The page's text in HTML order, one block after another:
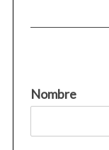
Nombre